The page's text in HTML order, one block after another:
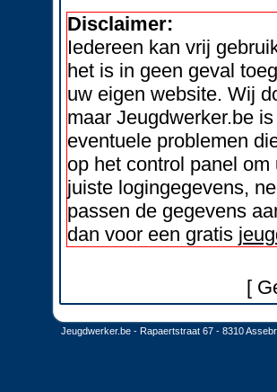
Disclaimer:
Iedereen kan vrij
het is in geen geval
uw eigen website. Wij
maar Jeugdwerker.be
eventuele problemen
op het control panel
juiste logingegevens,
passen de gegevens
dan voor een gratis
[
Jeugdwerker.be - Rapaertstraat 67 - 8310